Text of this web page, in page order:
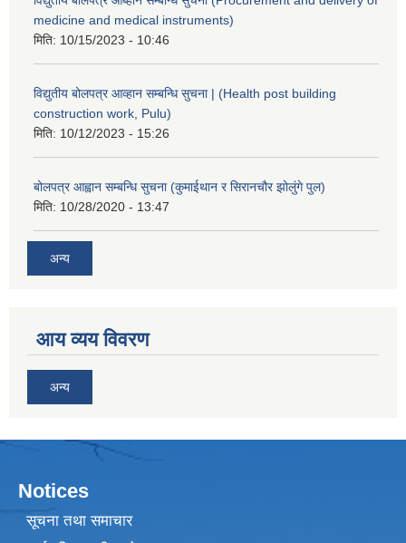
medicine and medical instruments)
मिति: 10/15/2023 - 10:46
विद्युतीय बोलपत्र आव्हान सम्बन्धि सुचना | (Health post building
construction work, Pulu)
मिति: 10/12/2023 - 15:26
बोलपत्र आह्वान सम्बन्धि सुचना (कुमाईथान र सिरानचौर झोलुंगे पुल)
मिति: 10/28/2020 - 13:47
अन्य
आय व्यय विवरण
अन्य
Notices
सूचना तथा समाचार